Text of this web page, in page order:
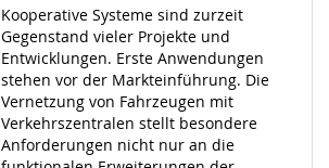
Kooperative Systeme sind zurzeit
Gegenstand vieler Projekte und
Entwicklungen. Erste Anwendungen
stehen vor der Markteinführung. Die
Vernetzung von Fahrzeugen mit
Verkehrszentralen stellt besondere
Anforderungen nicht nur an die